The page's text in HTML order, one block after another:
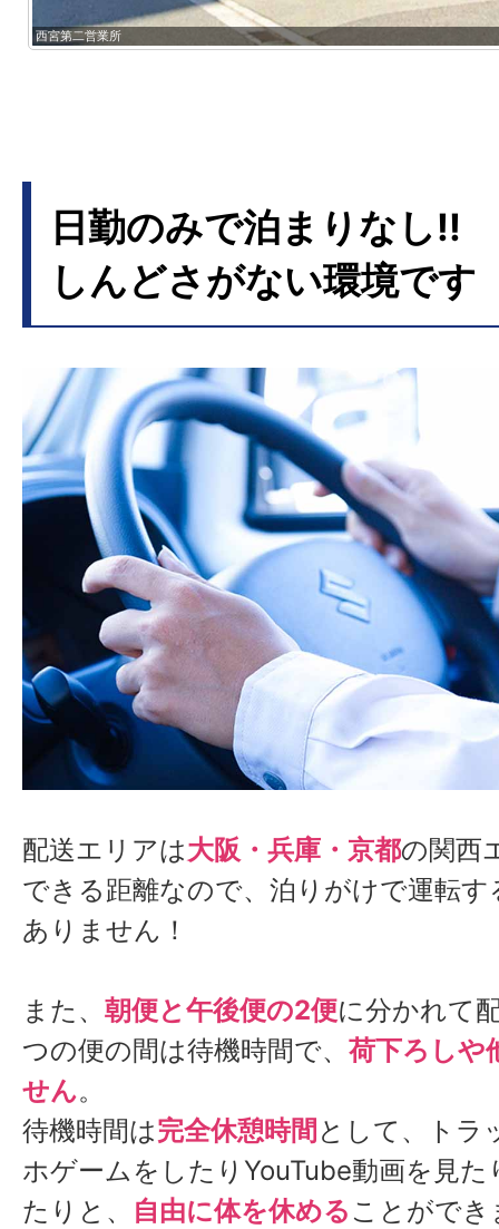
西宮第二営業所
日勤のみで泊まりなし!!
しんどさがない環境です
配送エリアは大阪・兵庫・京都の関西
できる距離なので、泊りがけで運転
ありません！
また、 朝便と午後便の2便に分かれて
つの便の間は待機時間で、 荷下ろしや
せん。
待機時間は完全休憩時間 として、トラ
ホゲームをしたりYouTube動画を見た
たりと、
自由に体を休める ことができ